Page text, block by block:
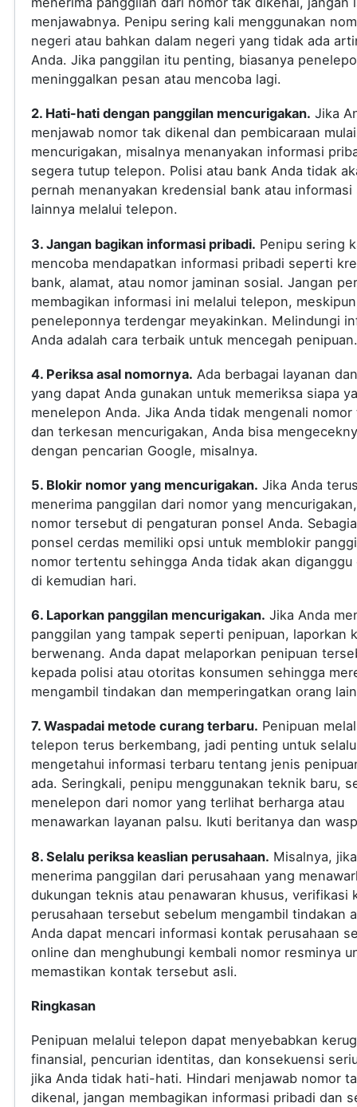
menjawabnya. Penipu sering kali menggunakan
negeri atau bahkan dalam negeri yang tidak ada
Anda. Jika panggilan itu penting, biasanya
meninggalkan pesan atau mencoba lagi.
2. Hati-hati dengan panggilan mencurigakan. Jika
menjawab nomor tak dikenal dan pembicaraan mulai
mencurigakan, misalnya menanyakan informasi
segera tutup telepon. Polisi atau bank Anda tidak
pernah menanyakan kredensial bank atau
lainnya melalui telepon.
3. Jangan bagikan informasi pribadi. Penipu sering
mencoba mendapatkan informasi pribadi seperti
bank, alamat, atau nomor jaminan sosial. Jangan
membagikan informasi ini melalui telepon, meskipun
peneleponnya terdengar meyakinkan. Melindungi
Anda adalah cara terbaik untuk mencegah penipuan.
4. Periksa asal nomornya. Ada berbagai layanan
yang dapat Anda gunakan untuk memeriksa siapa
menelepon Anda. Jika Anda tidak mengenali
dan terkesan mencurigakan, Anda bisa
dengan pencarian Google, misalnya.
5. Blokir nomor yang mencurigakan. Jika Anda
menerima panggilan dari nomor yang
nomor tersebut di pengaturan ponsel Anda.
ponsel cerdas memiliki opsi untuk memblokir
nomor tertentu sehingga Anda tidak akan diganggu
di kemudian hari.
6. Laporkan panggilan mencurigakan. Jika Anda
panggilan yang tampak seperti penipuan, laporkan
berwenang. Anda dapat melaporkan penipuan
kepada polisi atau otoritas konsumen sehingga
mengambil tindakan dan memperingatkan orang
7. Waspadai metode curang terbaru. Penipuan
telepon terus berkembang, jadi penting untuk selalu
mengetahui informasi terbaru tentang jenis
ada. Seringkali, penipu menggunakan teknik baru,
menelepon dari nomor yang terlihat berharga atau
menawarkan layanan palsu. Ikuti beritanya dan
8. Selalu periksa keaslian perusahaan. Misalnya,
menerima panggilan dari perusahaan yang
dukungan teknis atau penawaran khusus, verifikasi
perusahaan tersebut sebelum mengambil tindakan
Anda dapat mencari informasi kontak perusahaan
online dan menghubungi kembali nomor resminya
memastikan kontak tersebut asli.
Ringkasan
Penipuan melalui telepon dapat menyebabkan
finansial, pencurian identitas, dan konsekuensi
jika Anda tidak hati-hati. Hindari menjawab nomor
dikenal, jangan membagikan informasi pribadi dan